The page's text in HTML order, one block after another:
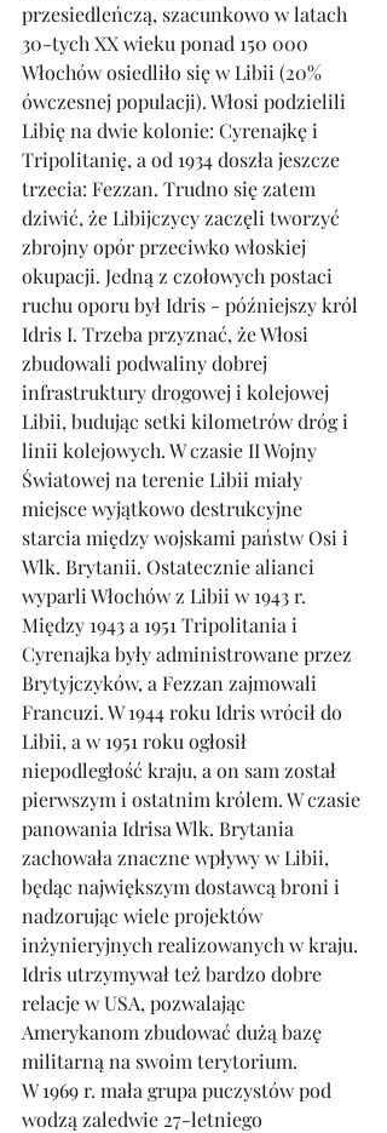
przesiedleńczą, szacunkowo w latach
30-tych XX wieku ponad 150 000
Włochów osiedliło się w Libii (20%
ówczesnej populacji). Włosi podzielili
Libię na dwie kolonie: Cyrenajkę i
Tripolitanię, a od 1934 doszła jeszcze
trzecia: Fezzan. Trudno się zatem
dziwić, że Libijczycy zaczęli tworzyć
zbrojny opór przeciwko włoskiej
okupacji. Jedną z czołowych postaci
ruchu oporu był Idris - późniejszy król
Idris I. Trzeba przyznać, że Włosi
zbudowali podwaliny dobrej
infrastruktury drogowej i kolejowej
Libii, budując setki kilometrów dróg i
linii kolejowych. W czasie II Wojny
Światowej na terenie Libii miały
miejsce wyjątkowo destrukcyjne
starcia między wojskami państw Osi i
Wlk. Brytanii. Ostatecznie alianci
wyparli Włochów z Libii w 1943 r.
Między 1943 a 1951 Tripolitania i
Cyrenajka były administrowane przez
Brytyjczyków, a Fezzan zajmowali
Francuzi. W 1944 roku Idris wrócił do
Libii, a w 1951 roku ogłosił
niepodległość kraju, a on sam został
pierwszym i ostatnim królem. W czasie
panowania Idrisa Wlk. Brytania
zachowała znaczne wpływy w Libii,
będąc największym dostawcą broni i
nadzorując wiele projektów
inżynieryjnych realizowanych w kraju.
Idris utrzymywał też bardzo dobre
relacje w USA, pozwalając
Amerykanom zbudować dużą bazę
militarną na swoim terytorium.
W 1969 r. mała grupa puczystów pod
wodzą zaledwie 27-letniego